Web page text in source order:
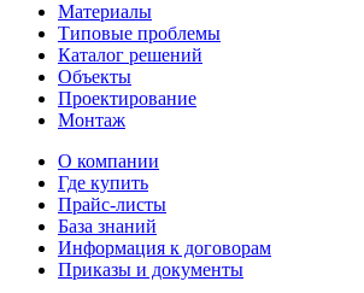
Материалы
Типовые проблемы
Каталог решений
Объекты
Проектирование
Монтаж
О компании
Где купить
Прайс-листы
База знаний
Информация к договорам
Приказы и документы